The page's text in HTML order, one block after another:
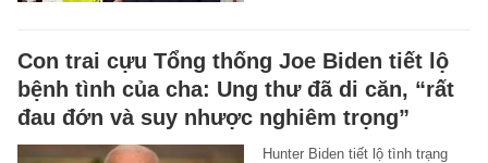
Con trai cựu Tổng thống Joe Biden tiết lộ
bệnh tình của cha: Ung thư đã di căn, “rất
đau đớn và suy nhược nghiêm trọng”
Hunter Biden tiết lộ tình trạng